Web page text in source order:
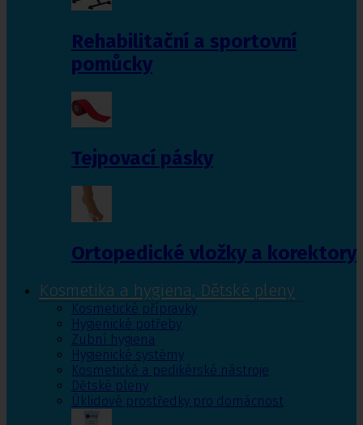
Rehabilitační a sportovní
pomůcky
Tejpovací pásky
Ortopedické vložky a korektory
Kosmetika a hygiena, Dětské pleny
Kosmetické přípravky
Hygienické potřeby
Zubní hygiena
Hygienické systémy
Kosmetické a pedikérské nástroje
Dětské pleny
Úklidové prostředky pro domácnost